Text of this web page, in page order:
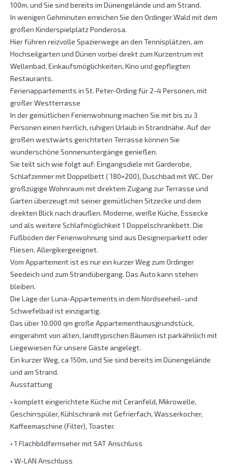
100m, und Sie sind bereits im Dünengelände und am Strand.
In wenigen Gehminuten erreichen Sie den Ordinger Wald mit dem
großen Kinderspielplatz Ponderosa.
Hier führen reizvolle Spazierwege an den Tennisplätzen, am
Hochseilgarten und Dünen vorbei direkt zum Kurzentrum mit
Wellenbad, Einkaufsmöglichkeiten, Kino und gepflegten
Restaurants.
Ferienappartements in St. Peter-Ording für 2-4 Personen, mit
großer Westterrasse
In der gemütlichen Ferienwohnung machen Sie mit bis zu 3
Personen einen herrlich, ruhigen Urlaub in Strandnähe. Auf der
großen westwärts gerichteten Terrasse können Sie
wunderschöne Sonnenuntergänge genießen.
Sie teilt sich wie folgt auf: Eingangsdiele mit Garderobe,
Schlafzimmer mit Doppelbett ( 180×200), Duschbad mit WC. Der
großzügige Wohnraum mit direktem Zugang zur Terrasse und
Garten überzeugt mit seiner gemütlichen Sitzecke und dem
direkten Blick nach draußen. Moderne, weiße Küche, Essecke
und als weitere Schlafmöglichkeit 1 Doppelschrankbett. Die
Fußböden der Ferienwohnung sind aus Designerparkett oder
Fliesen. Allergikergeeignet.
Vom Appartement ist es nur ein kurzer Weg zum Ordinger
Seedeich und zum Strandübergang. Das Auto kann stehen
bleiben.
Die Lage der Luna-Appartements in dem Nordseeheil- und
Schwefelbad ist einzigartig.
Das über 10.000 qm große Appartementhausgrundstück,
eingerahmt von alten, landtypischen Bäumen ist parkähnlich mit
Liegewiesen für unsere Gäste angelegt.
Ein kurzer Weg, ca 150m, und Sie sind bereits im Dünengelände
und am Strand.
Ausstattung
• komplett eingerichtete Küche mit Ceranfeld, Mikrowelle,
Geschirrspüler, Kühlschrank mit Gefrierfach, Wasserkocher,
Kaffeemaschine (Filter), Toaster.
• 1 Flachbildfernseher mit SAT Anschluss
• W-LAN Anschluss